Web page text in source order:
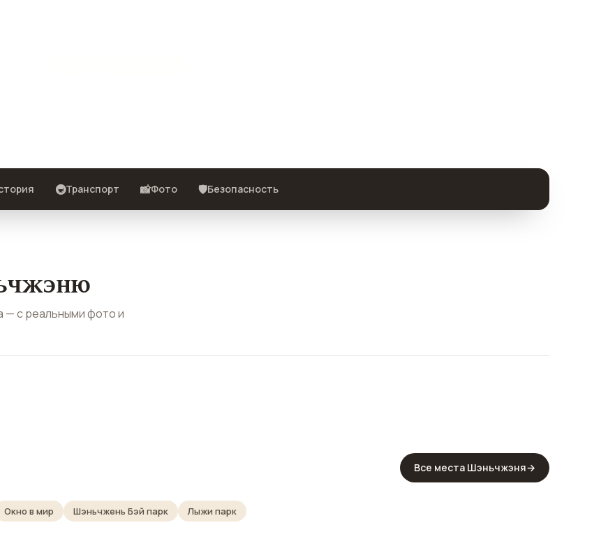
🚇Транспорт 📸Фото 🛡️Безопасность
— с реальными фото и
Все места Шэньчжэня→
Окно в мир Шэньчжень Бэй парк Лыжи парк